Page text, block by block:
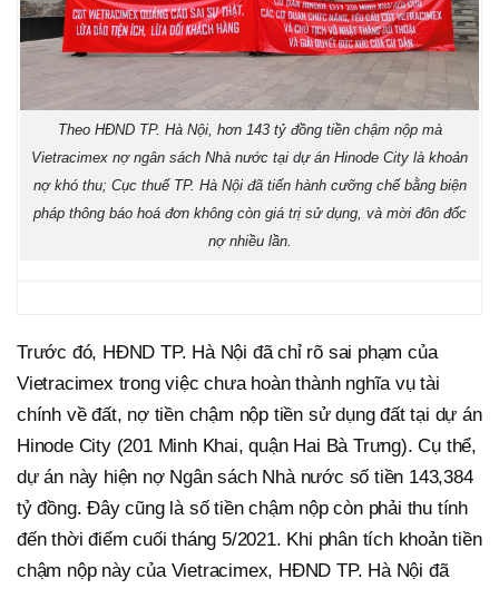
Theo HĐND TP. Hà Nội, hơn 143 tỷ đồng tiền chậm nộp mà
Vietracimex nợ ngân sách Nhà nước tại dự án Hinode City là khoản
nợ khó thu; Cục thuế TP. Hà Nội đã tiến hành cưỡng chế bằng biện
pháp thông báo hoá đơn không còn giá trị sử dụng, và mời đôn đốc
nợ nhiều lần.
Trước đó, HĐND TP. Hà Nội đã chỉ rõ sai phạm của
Vietracimex trong việc chưa hoàn thành nghĩa vụ tài
chính về đất, nợ tiền chậm nộp tiền sử dụng đất tại dự án
Hinode City (201 Minh Khai, quận Hai Bà Trưng). Cụ thể,
dự án này hiện nợ Ngân sách Nhà nước số tiền 143,384
tỷ đồng. Đây cũng là số tiền chậm nộp còn phải thu tính
đến thời điểm cuối tháng 5/2021. Khi phân tích khoản tiền
chậm nộp này của Vietracimex, HĐND TP. Hà Nội đã